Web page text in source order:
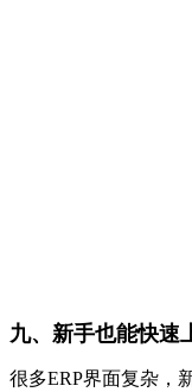
九、新手也能快速
很多ERP界面复杂，